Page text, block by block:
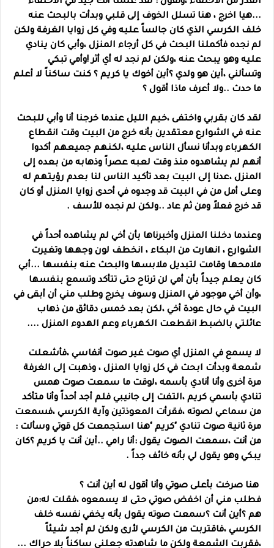
...هيا اخرج ، هنا تسلل الخوف إلى قلبي وبدأت بالبحث عنه
خلف الكرسي الذي كان جالساً عليه وفي كل زوايا الغرفة ولكن
لم نجده فأكملنا البحث في كل أرجاء المنزل ،وأبي كان ينادي
عليه وهو يبحث عنه ،ولكن لم نجد له أي أثر !وأمي تبكي
وتسألني ،أين هو ولدي ؟أين أخوك يا كريم ؟ كنت ساكناً لا أعلم
ما حدث ..ولا أعرف ماذا أقول ؟
لقد كان بقربي واختفى ،خيم الليل عندما خرجنا أنا وأبي للبحث
عنه في الشوارع معتقدين بأنه خرج من البيت وقت انقطاع
الكهرباء وبدأنا نسأل الناس عليه ،لكنهم جميعهم أكدوا
أنهم لم يشاهدوه منذ وقت لعبه عصراً وذهابه من بعده إلى
المنزل ،عدنا إلى البيت بعد تأكيد الناس لنا بعدم رؤيتهم له
وعلى أمل من في البيت قد وجدوه في أحدى زوايا المنزل أو كان
قد خرج فعلاً ومن ثم عاد ..ولكن لم نجده للأسف .
وعندما دخلنا المنزل وأخبرناها بأن أخي لم يشاهده أحداً في
الشوارع ، انهارت من البكاء ، انخطف لون وجهها وتغيرت
ملامحها وقامت لتبديل ملابسها والبحث عنه بنفسها ...أبي
كان يعلم جيداً بأن أمي لن ترتاح حتى تتأكد وتسمع بنفسها
،وأن أخي موجود في المنزل وسوف يخرج وطلب مني أن أبقى في
البيت في حال عودة أخي ،لكن بعد خمس دقائق من ذهاب
عائلتي بالضبط انقطعت الكهرباء وعم الهدوء المنزل ....
لا يسمع في المنزل أي صوت غير صوت أنفاسي ،فأشعلت
شمعة وبدأت ابحث في كل زوايا المنزل ، وذهبت إلى الغرفة
مرة أخرى وأنا أنادي بأسمه ،لوقت ما سمعت صوت همس
تنادي بأسمي كريم ،التفت إلى جانيبي فلم أجد أحداً وأنا متأكد
من سماعي لصوته ،فقرأت المعوذتين وآية الكرسي ،فسمعت
مرة ثانية صوت تنادي "كريم "هنا استجمعت كل قوتي وسألت :
من أنت ،سمعت الصوت يقول :أنا رامي ..أين أنت يا كريم ؟كان
يبكي وهو يقول لي بأنه خائف جداً .
هنا صرخت بأعلى صوتي وأنا أقول له أين أنت ؟
فطلب مني أن اخفض صوتي حتى لا يسمعوه ،فقلت له:من
هم ؟أين أنت ؟سمعت صوته يقول بأنه يخفي نفسه خلف
الكرسي ،فاقتربت من الكرسي لأرى ولكن لم أجد شيئاً
،فقربت الشمعة ولكن ما شاهدته جعلني ساكناً بلا حراك ...